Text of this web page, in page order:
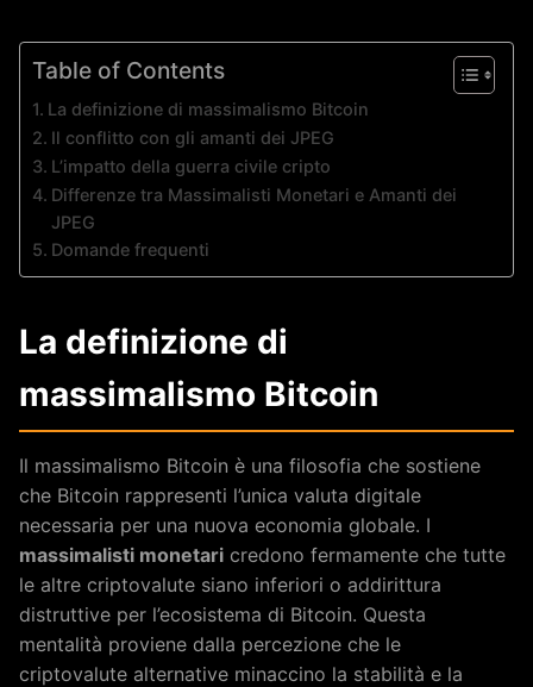
Table of Contents
La definizione di massimalismo Bitcoin
Il conflitto con gli amanti dei JPEG
L’impatto della guerra civile cripto
Differenze tra Massimalisti Monetari e Amanti dei
JPEG
Domande frequenti
La definizione di
massimalismo Bitcoin
Il massimalismo Bitcoin è una filosofia che sostiene
che Bitcoin rappresenti l’unica valuta digitale
necessaria per una nuova economia globale. I
massimalisti monetari credono fermamente che tutte
le altre criptovalute siano inferiori o addirittura
distruttive per l’ecosistema di Bitcoin. Questa
mentalità proviene dalla percezione che le
criptovalute alternative minaccino la stabilità e la